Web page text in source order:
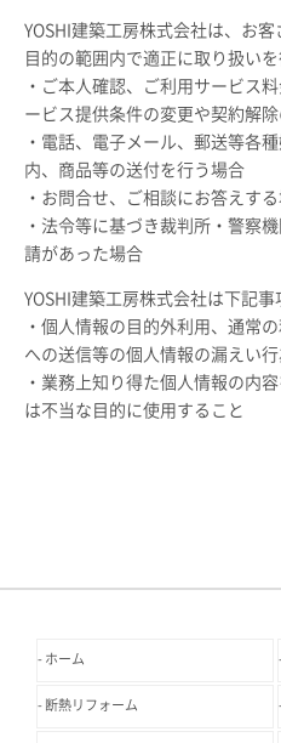
YOSHI建築工房株式会社は、お
目的の範囲内で適正に取り扱いを
・ご本人確認、ご利用サービス
ービス提供条件の変更や契約解
・電話、電子メール、郵送等各
内、商品等の送付を行う場合
・お問合せ、ご相談にお答えす
・法令等に基づき裁判所・警察
請があった場合
YOSHI建築工房株式会社は下記事
・個人情報の目的外利用、通常
への送信等の個人情報の漏えい行
・業務上知り得た個人情報の内
は不当な目的に使用すること
ホーム
断熱リフォーム